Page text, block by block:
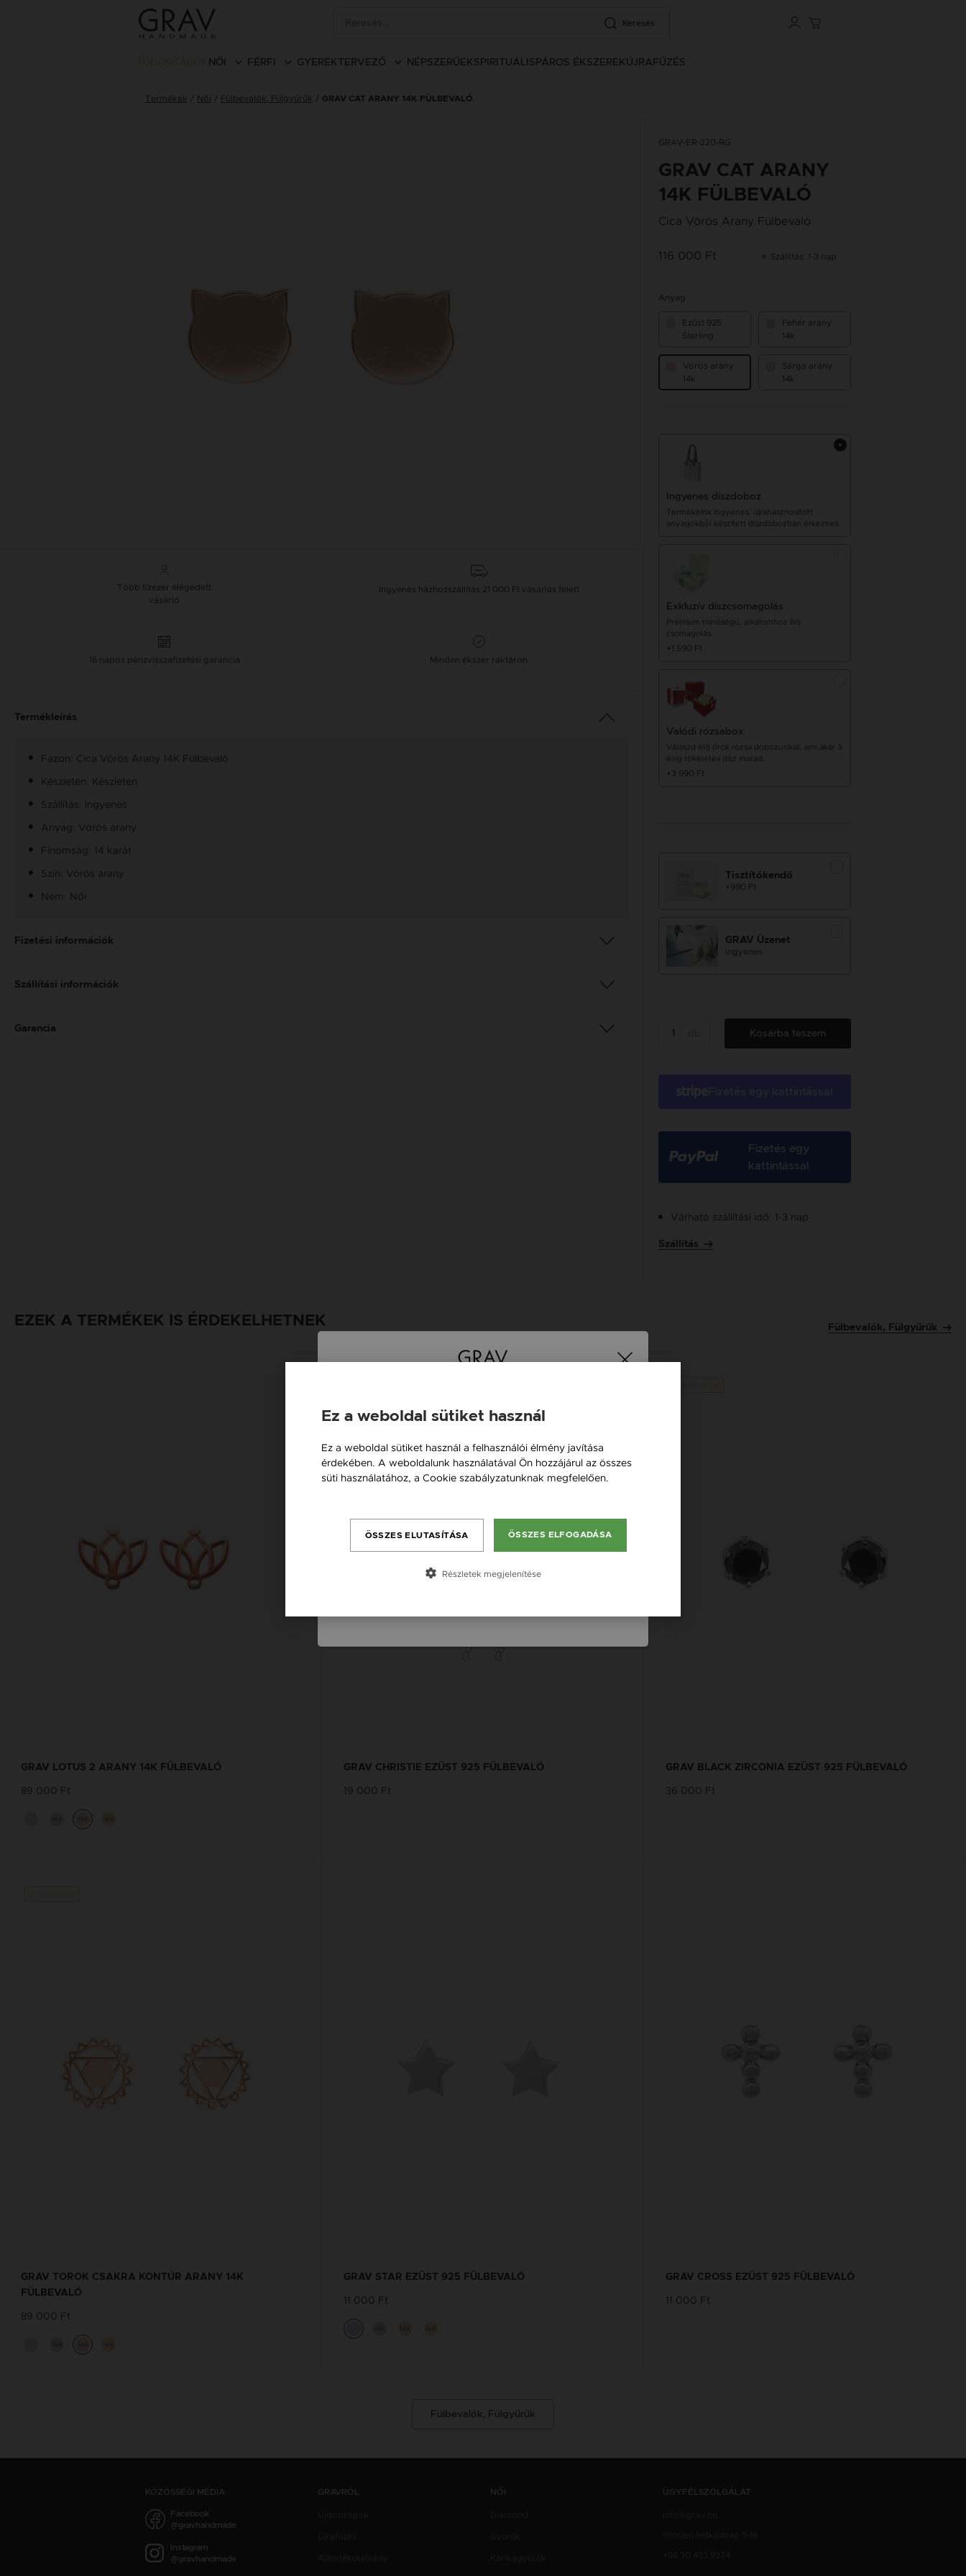
Keresés
NŐI FÉRFI GYEREK TERVEZŐ NÉPSZERŰEK SPIRITUÁLIS PÁROS ÉKSZEREK ÚJRAFŰZÉS
Termékek Női Fülbevalók, Fülgyűrűk GRAV CAT ARANY 14K FÜLBEVALÓ
Több tízezer elégedett
vásárló
Ingyenes házhozszállítás 21 000 Ft vásárlás felett
16 napos pénzvisszafizetési garancia Minden ékszer raktáron
Termékleírás
Fazon: Cica Vörös Arany 14K Fülbevaló
Készleten: Készleten
Szállítás: Ingyenes
Anyag: Vörös arany
Finomság: 14 karát
Szín: Vörös arany
Nem: Női
Fizetési információk
Szállítási információk
Garancia
GRAV-ER-220-RG
GRAV CAT ARANY
14K FÜLBEVALÓ
Cica Vörös Arany Fülbevaló
116 000 Ft Szállítás: 1-3 nap
Anyag
Ezüst 925
Sterling
Fehér arany
14k
Vörös arany
14k
Sárga arany
14k
Ingyenes díszdoboz
Termékeink ingyenes, újrahasznosított
anyagokból készített díszdobozban érkeznek
Exkluzív díszcsomagolás
Prémium minőségű, alkalomhoz illő
csomagolás.
+1 590 Ft
Valódi rózsabox
Válaszd élő örök rózsa dobozunkat, ami akár 3
évig tökéletes dísz marad.
+3 990 Ft
Tisztítókendő
+990 Ft
GRAV Üzenet
ingyenes
Kosárba teszem
Fizetés egy
kattintással
Várható szállítási idő: 1-3 nap
Szállítás
EZEK A TERMÉKEK IS ÉRDEKELHETNEK Fülbevalók, Fülgyűrűk
GRAV LOTUS 2 ARANY 14K FÜLBEVALÓ
89 000 Ft
GRAV CHRISTIE EZÜST 925 FÜLBEVALÓ
19 000 Ft
GRAV BLACK ZIRCONIA EZÜST 925 FÜLBEVALÓ
36 000 Ft
GRAV TOROK CSAKRA KONTÚR ARANY 14K
FÜLBEVALÓ
89 000 Ft
GRAV STAR EZÜST 925 FÜLBEVALÓ
11 000 Ft
GRAV CROSS EZÜST 925 FÜLBEVALÓ
11 000 Ft
Fülbevalók, Fülgyűrűk
KÖZÖSSÉGI MÉDIA
Facebook
@gravhandmade
Instagram
@gravhandmade
GRAVRÓL NŐI ÜGYFÉLSZOLGÁLAT
Österreich / AT
România / RO
Slovensko / SK
Ez a weboldal sütiket használ
Ez a weboldal sütiket használ a felhasználói élmény javítása
érdekében. A weboldalunk használatával Ön hozzájárul az összes
süti használatához, a Cookie szabályzatunknak megfelelően.
ÖSSZES ELFOGADÁSA
ÖSSZES ELUTASÍTÁSA
Részletek megjelenítése